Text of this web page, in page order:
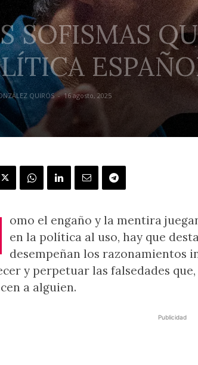
SOFISMAS
QUIRÓS - 16 agosto, 2025
omo el engaño y la mentira
en la política al uso, hay que
desempeñan los razonamientos
y perpetuar las falsedades
a alguien.
Publicidad